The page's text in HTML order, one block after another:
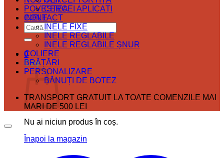
POVESTEA
CONTACT
Caută
după:
0
Coș
Nu ai niciun produs în coș.
Înapoi la magazin
CERCEI APLICAȚI
INELE
INELE FIXE
INELE REGLABILE
INELE REGLABILE ȘNUR
COLIERE
BRĂȚĂRI
PERSONALIZARE
BĂNUȚI DE BOTEZ
TRANSPORT GRATUIT LA TOATE COMENZILE MAI
MARI DE 500 LEI